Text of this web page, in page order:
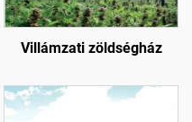
Villámzati zöldségház